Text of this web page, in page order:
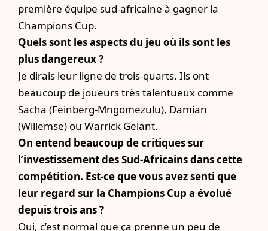
première équipe sud-africaine à gagner la
Champions Cup.
Quels sont les aspects du jeu où ils sont les
plus dangereux ?
Je dirais leur ligne de trois-quarts. Ils ont
beaucoup de joueurs très talentueux comme
Sacha (Feinberg-Mngomezulu), Damian
(Willemse) ou Warrick Gelant.
On entend beaucoup de critiques sur
l’investissement des Sud-Africains dans cette
compétition. Est-ce que vous avez senti que
leur regard sur la Champions Cup a évolué
depuis trois ans ?
Oui, c’est normal que ça prenne un peu de